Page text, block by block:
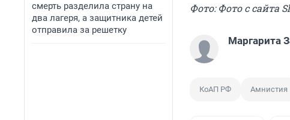
смерть разделила страну на
два лагеря, а защитника детей
отправила за решетку
Фото: Фото с сайта
Маргарита
КоАП РФ Амнистия